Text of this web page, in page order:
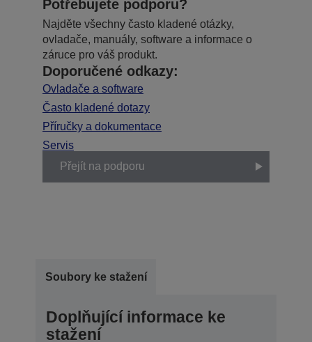
Potřebujete podporu?
Najděte všechny často kladené otázky,
ovladače, manuály, software a informace o
záruce pro váš produkt.
Doporučené odkazy:
Ovladače a software
Často kladené dotazy
Příručky a dokumentace
Servis
Přejít na podporu
Soubory ke stažení
Doplňující informace ke
stažení